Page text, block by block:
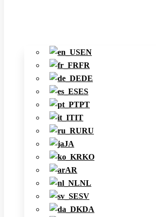
EN
FR
DE
ES
PT
IT
RU
JA
KO
AR
NL
SV
DA